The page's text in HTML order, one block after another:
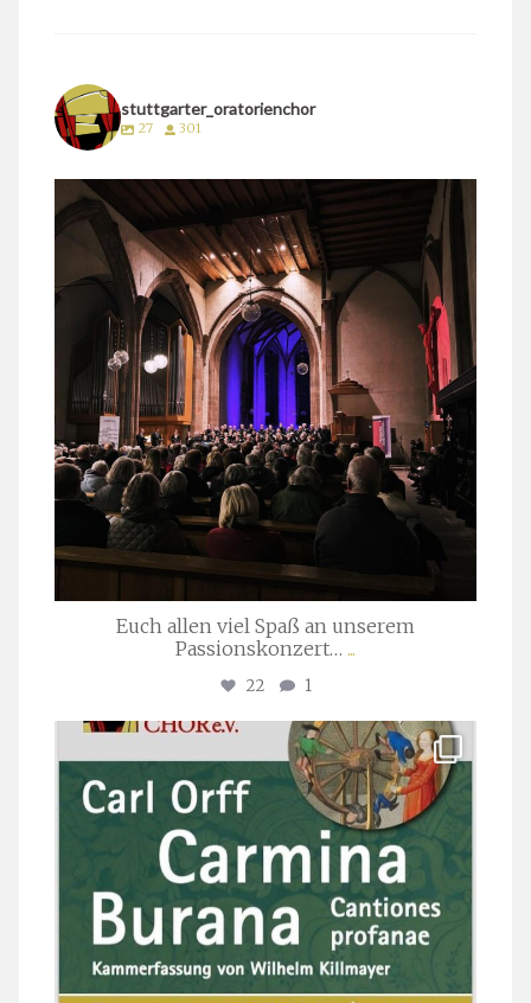
stuttgarter_oratorienchor
27 301
stuttgarter_oratorienchor
März 24
Euch allen viel Spaß an unserem
Passionskonzert… ...
22 1
stuttgarter_oratorienchor
Juli 22